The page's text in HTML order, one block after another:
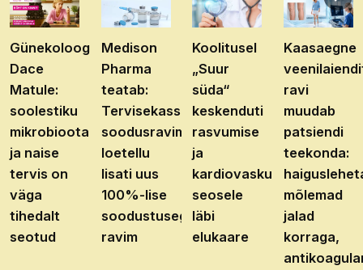
Günekoloog
Dace
Matule:
soolestiku
mikrobioota
ja naise
tervis on
väga
tihedalt
seotud
Medison
Pharma
teatab:
Tervisekassa
soodusravimite
loetellu
lisati uus
100%-lise
soodustusega
ravim
Koolitusel
„Suur
süda“
keskenduti
rasvumise
ja
kardiovaskulaarhaiguste
seosele
läbi
elukaare
Kaasaegne
ravi
muudab
patsiendi
teekonda:
mõlemad
jalad
korraga,